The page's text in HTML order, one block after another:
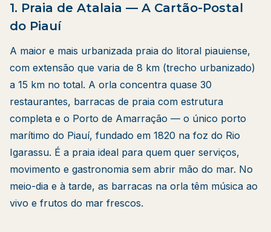
1. Praia de Atalaia — A Cartão-Postal
do Piauí
A maior e mais urbanizada praia do litoral piauiense,
com extensão que varia de 8 km (trecho urbanizado)
a 15 km no total. A orla concentra quase 30
restaurantes, barracas de praia com estrutura
completa e o Porto de Amarração — o único porto
marítimo do Piauí, fundado em 1820 na foz do Rio
Igarassu. É a praia ideal para quem quer serviços,
movimento e gastronomia sem abrir mão do mar. No
meio-dia e à tarde, as barracas na orla têm música ao
vivo e frutos do mar frescos.